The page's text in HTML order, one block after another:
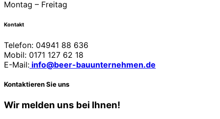
Montag – Freitag
Kontakt
Telefon: 04941 88 636
Mobil: 0171 127 62 18
E-Mail: info@beer-bauunternehmen.de
Kontaktieren Sie uns
Wir melden uns bei Ihnen!